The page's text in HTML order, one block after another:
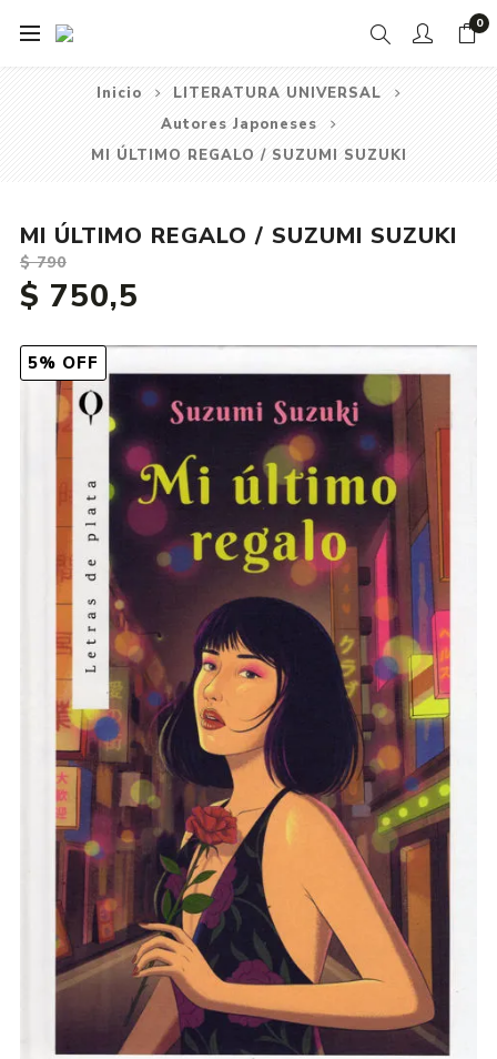
0
Inicio
LITERATURA UNIVERSAL
Autores Japoneses
MI ÚLTIMO REGALO / SUZUMI SUZUKI
5% OFF
MI ÚLTIMO REGALO / SUZUMI SUZUKI
$ 790
$ 750,5